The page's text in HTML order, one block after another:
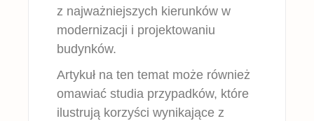
z najważniejszych kierunków w
modernizacji i projektowaniu
budynków.
Artykuł na ten temat może również
omawiać studia przypadków, które
ilustrują korzyści wynikające z